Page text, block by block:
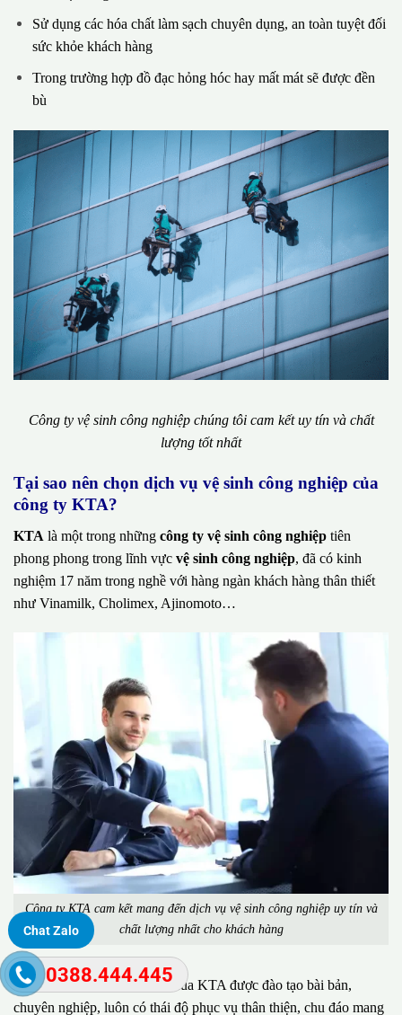
Sử dụng các hóa chất làm sạch chuyên dụng, an toàn tuyệt đối
sức khỏe khách hàng
Trong trường hợp đồ đạc hỏng hóc hay mất mát sẽ được đền
bù
Công ty vệ sinh công nghiệp chúng tôi cam kết uy tín và chất
lượng tốt nhất
Tại sao nên chọn dịch vụ vệ sinh công nghiệp của
công ty KTA?
KTA là một trong những công ty vệ sinh công nghiệp tiên
phong phong trong lĩnh vực vệ sinh công nghiệp, đã có kinh
nghiệm 17 năm trong nghề với hàng ngàn khách hàng thân thiết
như Vinamilk, Cholimex, Ajinomoto…
Công ty KTA cam kết mang đến dịch vụ vệ sinh công nghiệp uy tín và
chất lượng nhất cho khách hàng
Đặc biệt, đội ngũ nhân viên của KTA được đào tạo bài bản,
chuyên nghiệp, luôn có thái độ phục vụ thân thiện, chu đáo mang
Chat Zalo
0388.444.445